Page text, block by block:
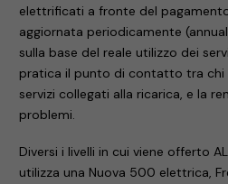
elettrificati a fronte del
aggiornata periodicamente
sulla base del reale utilizzo dei
pratica il punto di contatto tra chi
servizi collegati alla ricarica, e la
problemi.
Diversi i livelli in cui viene offerto
utilizza una Nuova 500 elettrica,